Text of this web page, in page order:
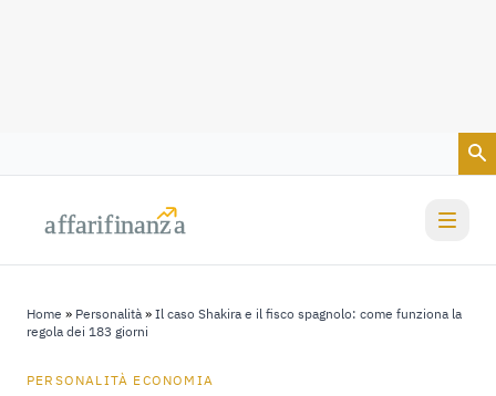
affarifinanza
affarifinanza
Home » Personalità » Il caso Shakira e il fisco spagnolo: come funziona la
regola dei 183 giorni
PERSONALITÀ ECONOMIA